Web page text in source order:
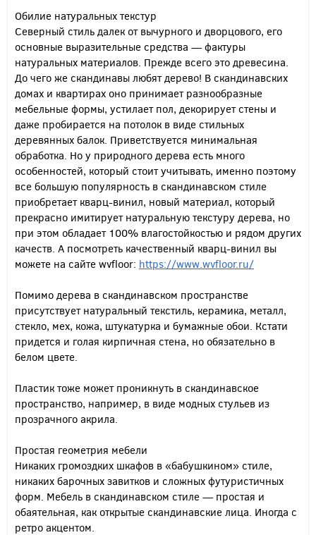
Обилие натуральных текстур
Северный стиль далек от вычурного и дворцового, его
основные выразительные средства — фактуры
натуральных материалов. Прежде всего это древесина.
До чего же скандинавы любят дерево! В скандинавских
домах и квартирах оно принимает разнообразные
мебельные формы, устилает пол, декорирует стены и
даже пробирается на потолок в виде стильных
деревянных балок. Приветствуется минимальная
обработка. Но у природного дерева есть много
особенностей, который стоит учитывать, именно поэтому
все большую популярность в скандинавском стиле
приобретает кварц-винил, новый материал, который
прекрасно имитирует натуральную текстуру дерева, но
при этом обладает 100% влагостойкостью и рядом других
качеств. А посмотреть качественный кварц-винил вы
можете на сайте wvfloor: https://www.wvfloor.ru/
Помимо дерева в скандинавском пространстве
присутствует натуральный текстиль, керамика, металл,
стекло, мех, кожа, штукатурка и бумажные обои. Кстати
придется и голая кирпичная стена, но обязательно в
белом цвете.
Пластик тоже может проникнуть в скандинавское
пространство, например, в виде модных стульев из
прозрачного акрила.
Простая геометрия мебели
Никаких громоздких шкафов в «бабушкином» стиле,
никаких барочных завитков и сложных футуристичных
форм. Мебель в скандинавском стиле — простая и
обаятельная, как открытые скандинавские лица. Иногда с
ретро акцентом.